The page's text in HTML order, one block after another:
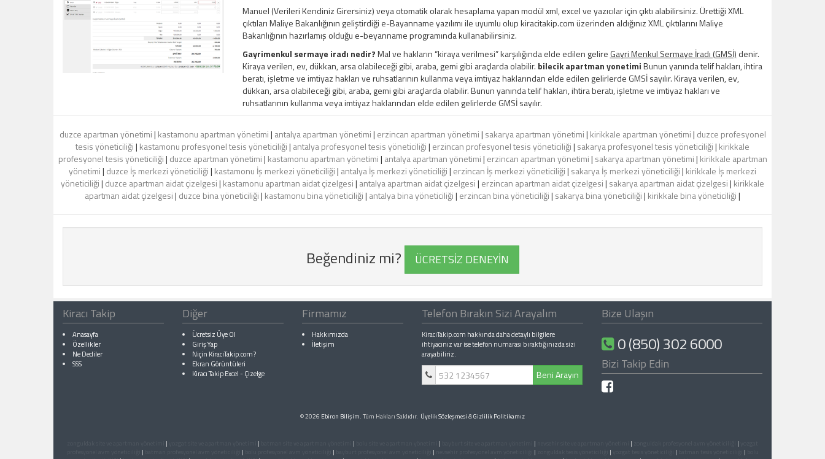
Manuel (Verileri Kendiniz Girersiniz) veya otomatik olarak hesaplama yapan modül xml, excel ve yazıcılar için çıktı alabilirsiniz. Ürettiği XML
çıktıları Maliye Bakanlığının geliştirdiği e-Bayanname yazılımı ile uyumlu olup kiracitakip.com üzerinden aldığınız XML çıktılarını Maliye
Bakanlığının hazırlamış olduğu e-beyanname programında kullanabilirsiniz.
Gayrimenkul sermaye iradı nedir?Mal ve hakların “kiraya verilmesi” karşılığında elde edilen gelire Gayri Menkul Sermaye İradı (GMSİ) denir.
Kiraya verilen, ev, dükkan, arsa olabileceği gibi, araba, gemi gibi araçlarda olabilir. bilecik apartman yonetimiBunun yanında telif hakları, ihtira
beratı, işletme ve imtiyaz hakları ve ruhsatlarının kullanma veya imtiyaz haklarından elde edilen gelirlerde GMSİ sayılır. Kiraya verilen, ev,
dükkan, arsa olabileceği gibi, araba, gemi gibi araçlarda olabilir. Bunun yanında telif hakları, ihtira beratı, işletme ve imtiyaz hakları ve
ruhsatlarının kullanma veya imtiyaz haklarından elde edilen gelirlerde GMSİ sayılır.
duzce apartman yönetimi| kastamonu apartman yönetimi| antalya apartman yönetimi| erzincan apartman yönetimi| sakarya apartman yönetimi| kirikkale apartman yönetimi| duzce profesyonel
tesis yöneticiliği| kastamonu profesyonel tesis yöneticiliği| antalya profesyonel tesis yöneticiliği| erzincan profesyonel tesis yöneticiliği| sakarya profesyonel tesis yöneticiliği| kirikkale
profesyonel tesis yöneticiliği| duzce apartman yönetimi| kastamonu apartman yönetimi| antalya apartman yönetimi| erzincan apartman yönetimi| sakarya apartman yönetimi| kirikkale apartman
yönetimi| duzce İş merkezi yöneticiliği| kastamonu İş merkezi yöneticiliği| antalya İş merkezi yöneticiliği| erzincan İş merkezi yöneticiliği| sakarya İş merkezi yöneticiliği| kirikkale İş merkezi
yöneticiliği| duzce apartman aidat çizelgesi| kastamonu apartman aidat çizelgesi| antalya apartman aidat çizelgesi| erzincan apartman aidat çizelgesi| sakarya apartman aidat çizelgesi| kirikkale
apartman aidat çizelgesi| duzce bina yöneticiliği| kastamonu bina yöneticiliği| antalya bina yöneticiliği| erzincan bina yöneticiliği| sakarya bina yöneticiliği| kirikkale bina yöneticiliği|
Beğendiniz mi? ÜCRETSİZ DENEYİN
Kiracı Takip
Anasayfa
Özellikler
Ne Dediler
SSS
Diğer
Ücretsiz Üye Ol
Giriş Yap
Niçin KiracıTakip.com?
Ekran Görüntüleri
Kiracı Takip Excel- Çizelge
Firmamız
Hakkımızda
İletişim
Telefon Bırakın Sizi Arayalım
KiracıTakip.com hakkında daha detaylı bilgilere
ihtiyacınız var ise telefon numarası bıraktığınızda sizi
arayabiliriz.
Beni Arayın
Bize Ulaşın
0 (850) 302 6000
Bizi Takip Edin
© 2026 Ebiron Bilişim. Tüm Hakları Saklıdır. Üyelik Sözleşmesi &Gizlilik Politikamız
| | | | | | |
| | | | | | | |